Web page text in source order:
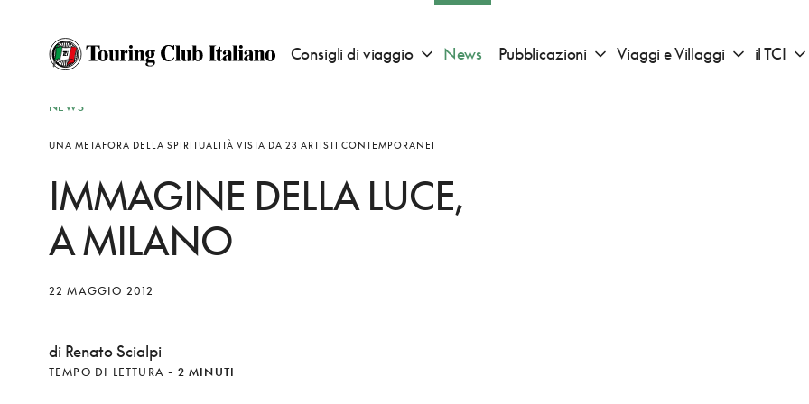
Consigli di viaggio Apri sotto menu "Consigli di viaggio"
News Pubblicazioni Apri sotto menu "Pubblicazioni"
Viaggi e Villaggi Apri sotto
il TCI
NEWS
UNA METAFORA DELLA SPIRITUALITÀ VISTA DA 23 ARTISTI CONTEMPORANEI
IMMAGINE DELLA LUCE,
A MILANO
22 MAGGIO 2012
di Renato Scialpi
TEMPO DI LETTURA - 2 MINUTI